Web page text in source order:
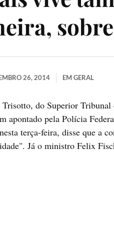
26, 2014 EM GERAL
do Superior
apontado pela Polícia
terça-feira, disse que a
Já o ministro Felix